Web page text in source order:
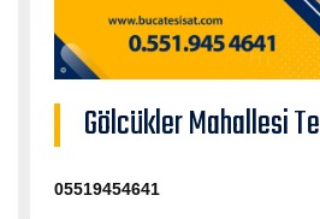
Gölcükler Mahallesi
05519454641